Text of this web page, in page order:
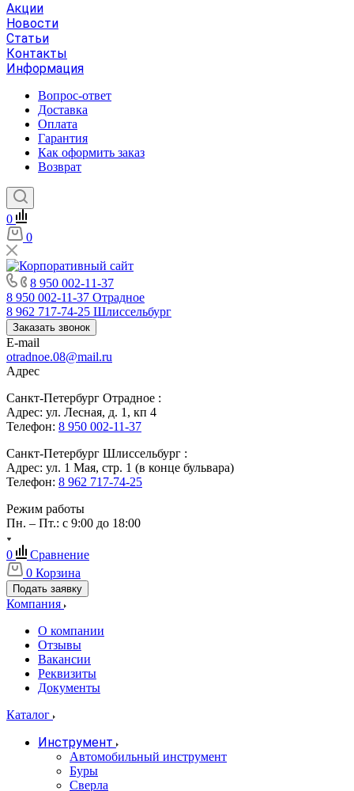
Акции
Новости
Статьи
Контакты
Информация
Вопрос-ответ
Доставка
Оплата
Гарантия
Как оформить заказ
Возврат
0
0
8 950 002-11-37
8 950 002-11-37 Отрадное
8 962 717-74-25 Шлиссельбург
Заказать звонок
E-mail
otradnoe.08@mail.ru
Адрес
Санкт-Петербург Отрадное :
Адрес: ул. Лесная, д. 1, кп 4
Телефон: 8 950 002-11-37
Санкт-Петербург Шлиссельбург :
Адрес: ул. 1 Мая, стр. 1 (в конце бульвара)
Телефон: 8 962 717-74-25
Режим работы
Пн. – Пт.: с 9:00 до 18:00
0
Сравнение
0 Корзина
Подать заявку
Компания
О компании
Отзывы
Вакансии
Реквизиты
Документы
Каталог
Инструмент
Автомобильный инструмент
Буры
Сверла